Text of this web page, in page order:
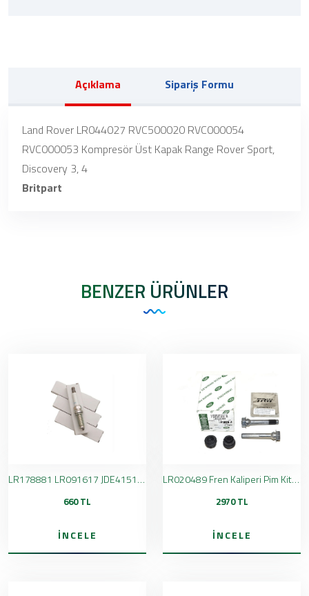
Açıklama Sipariş Formu
Land Rover LR044027 RVC500020 RVC000054
RVC000053 Kompresör Üst Kapak Range Rover Sport,
Discovery 3, 4
Britpart
BENZER ÜRÜNLER
LR178881 LR091617 JDE41510 JDE38685 Benzinli Buji Champion
660 TL
İNCELE
LR020489 Fren Kaliperi Pim Kiti Orijinal
2970 TL
İNCELE